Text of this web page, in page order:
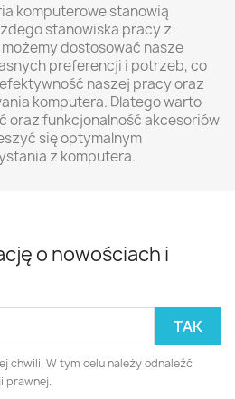
komputerowe stanowią
stanowiska pracy z
dostosować nasze
preferencji i potrzeb, co
naszej pracy oraz
komputera. Dlatego warto
oraz funkcjonalność akcesoriów
się optymalnym
z komputera.
o nowościach i
chwili. W tym celu należy odnaleźć
prawnej.